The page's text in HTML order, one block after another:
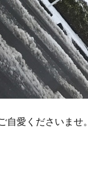
愛くださいませ。